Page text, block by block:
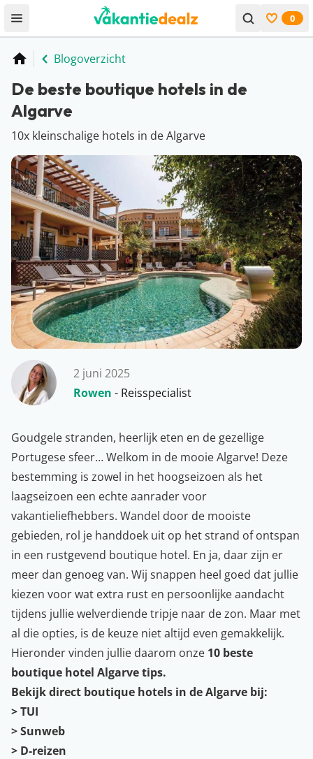
Open menu Bekijk
0
Home
Blogoverzicht
De beste boutique hotels in de
Algarve
10x kleinschalige hotels in de Algarve
2 juni 2025
Rowen - Reisspecialist
Goudgele stranden, heerlijk eten en de gezellige
Portugese sfeer… Welkom in de mooieAlgarve! Deze
bestemming is zowel in het hoogseizoen als het
laagseizoen een echte aanrader voor
vakantieliefhebbers. Wandel door de mooiste
gebieden, rol je handdoek uit op het strand of ontspan
in een rustgevend boutique hotel. En ja, daar zijn er
meer dan genoeg van. Wij snappen heel goed dat jullie
kiezen voor wat extra rust en persoonlijke aandacht
tijdens jullie welverdiende tripje naar de zon. Maar met
al die opties, is de keuze niet altijd even gemakkelijk.
Hieronder vinden jullie daarom onze 10 beste
boutique hotel Algarve tips.
Bekijk direct boutique hotels in de Algarve bij:
>TUI
>Sunweb
> D-reizen